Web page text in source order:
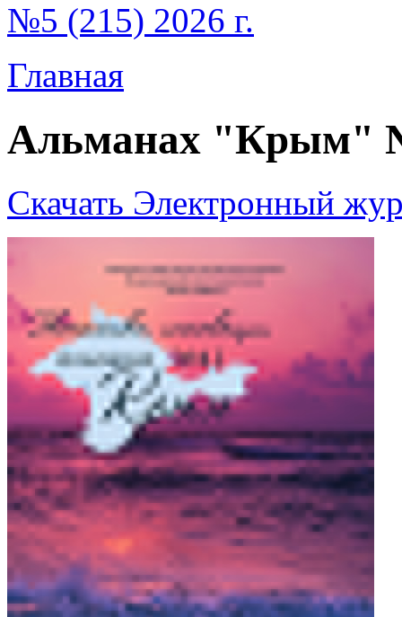
№5 (215) 2026 г.
Главная
Альманах "Крым"
Скачать Электронный